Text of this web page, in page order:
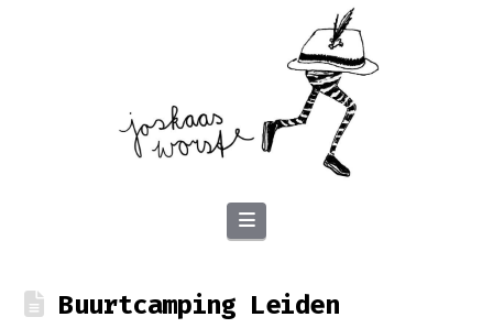
Navigation
Buurtcamping Leiden